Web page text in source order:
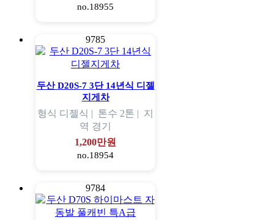
no.18955
9785
두산 D20S-7 3단 14년식 디젤
지게차
형식 디젤식 | 톤수 2톤 | 지
역 경기
1,200만원
no.18954
9784